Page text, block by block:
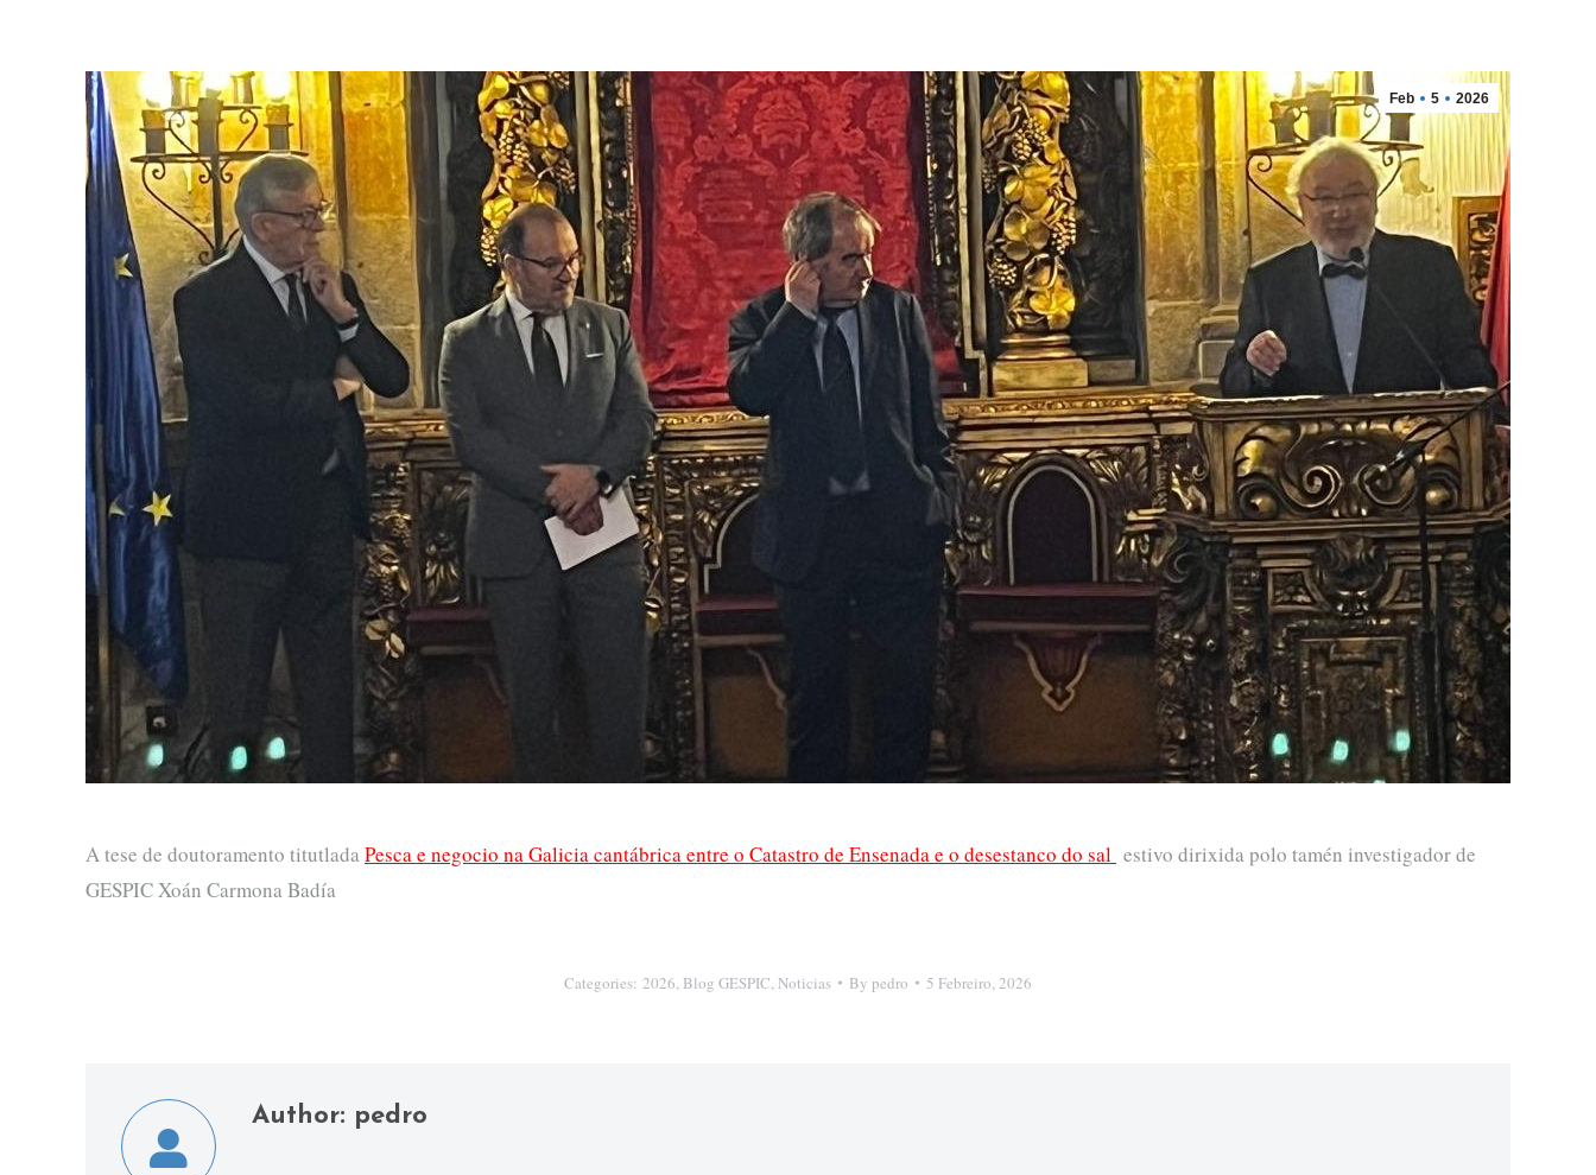
Feb 5 2026
A tese de doutoramento titutlada Pesca e negocio na Galicia cantábrica entre o Catastro de Ensenada e o desestanco do sal estivo dirixida polo tamén investigador de
GESPIC Xoán Carmona Badía
Categories: 2026, Blog GESPIC, Noticias By pedro 5 Febreiro, 2026
Author: pedro